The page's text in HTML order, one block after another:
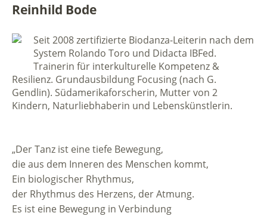
Reinhild Bode
Seit 2008 zertifizierte Biodanza-Leiterin nach dem
System Rolando Toro und Didacta IBFed.
Trainerin für interkulturelle Kompetenz &
Resilienz. Grundausbildung Focusing (nach G.
Gendlin). Südamerikaforscherin, Mutter von 2
Kindern, Naturliebhaberin und Lebenskünstlerin.
„Der Tanz ist eine tiefe Bewegung,
die aus dem Inneren des Menschen kommt,
Ein biologischer Rhythmus,
der Rhythmus des Herzens, der Atmung.
Es ist eine Bewegung in Verbindung